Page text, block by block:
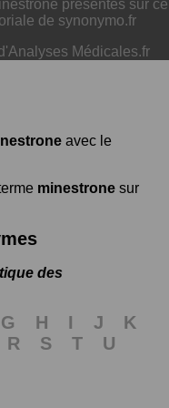
présentés sur ce
de synonymo.fr
Médicales.fr
avec le
minestrone sur
des
G H I J
K
R S T
U